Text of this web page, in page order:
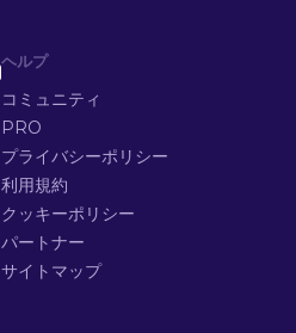
ヘルプ
コミュニティ
PRO
プライバシーポリシー
利用規約
クッキーポリシー
パートナー
サイトマップ